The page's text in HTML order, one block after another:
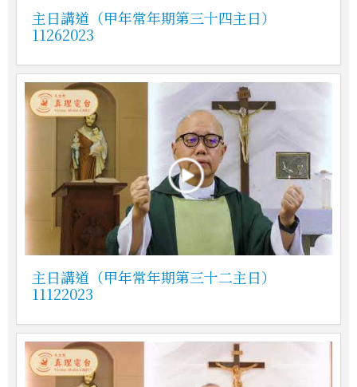
主日講道（甲年常年期第三十四主日）
11262023
主日講道（甲年常年期第三十二主日）
11122023